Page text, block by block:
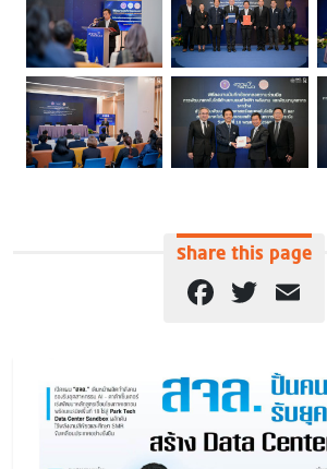
Share this page
Facebook
Twitter